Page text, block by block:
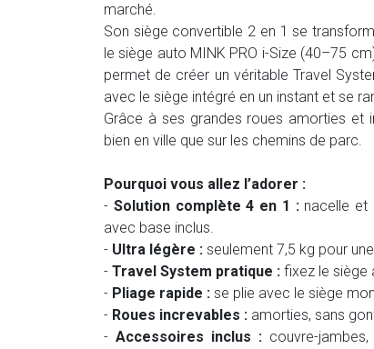
marché.
Son siège convertible 2 en 1 se
le siège auto MINK PRO i-Size (40–75
permet de créer un véritable Travel
avec le siège intégré en un instant et se
Grâce à ses grandes roues amorties et
bien en ville que sur les chemins de parc.
Pourquoi vous allez l’adorer :
- Solution complète 4 en 1 :nacelle et
avec base inclus.
- Ultra légère : seulement 7,5 kg pour
- Travel System pratique : fixez le siège
- Pliage rapide : se plie avec le siège
- Roues increvables : amorties, sans
- Accessoires inclus :couvre-jambes,